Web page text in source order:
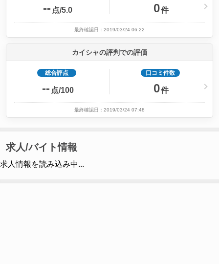
-- 点/5.0 0件
最終確認日：2019/03/24 06:22
カイシャの評判での評価
総合評点
-- 点/100
口コミ件数
0件
最終確認日：2019/03/24 07:48
求人/バイト情報
求人情報を読み込み中...